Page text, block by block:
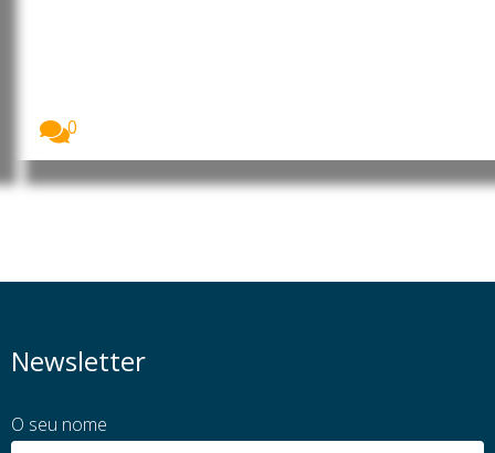
0
Newsletter
O seu nome